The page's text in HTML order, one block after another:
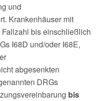
und
Krankenhäuser mit
bis einschließlich
I68D und/oder I68E,
abgesenkten
DRGs
bis